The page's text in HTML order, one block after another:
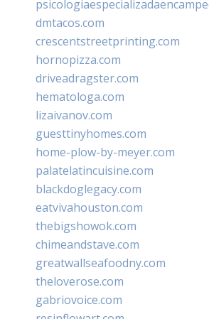
dmtacos.com
crescentstreetprinting.com
hornopizza.com
driveadragster.com
hematologa.com
lizaivanov.com
guesttinyhomes.com
home-plow-by-meyer.com
palatelatincuisine.com
blackdoglegacy.com
eatvivahouston.com
thebigshowok.com
chimeandstave.com
greatwallseafoodny.com
theloverose.com
gabriovoice.com